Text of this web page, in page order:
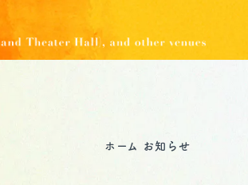
ホーム お知らせ